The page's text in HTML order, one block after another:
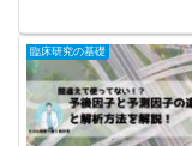
臨床研究の基礎